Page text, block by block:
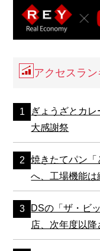
アクセスラ
ぎょうざとカ
大感謝祭
焼きたてパン「
へ、工場機能は
DSの「ザ・ビ
店、次年度以